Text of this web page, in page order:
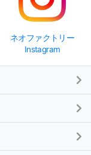
ネオファクトリー
Instagram